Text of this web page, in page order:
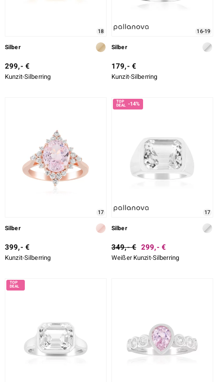
18
Silber
299,- €
Kunzit-Silberring
16-19
Silber
179,- €
Kunzit-Silberring
17
Silber
399,- €
Kunzit-Silberring
-14%
17
Silber
349,- € 299,- €
Weißer Kunzit-Silberring